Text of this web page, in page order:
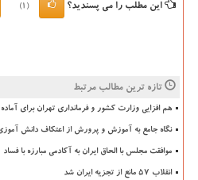
این مطلب را می پسندید؟ (1)
تازه ترین مطالب مرتبط
هم افزایی وزارت کشور و فرمانداری تهران برای
نگاه جامع به آموزش و پرورش از اعتکاف دانش
موافقت مجلس با الحاق ایران به آکادمی مبارزه با فساد
انقلاب ۵۷ مانع از تجزیه ایران شد